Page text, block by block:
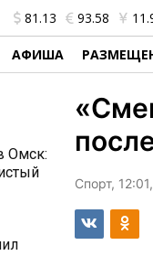
81.13 93.58
АФИША
Омск:
Спорт,